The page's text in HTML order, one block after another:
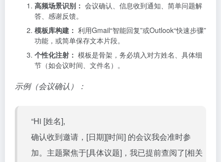
高频场景识别： 会议确认、信息收到通知、简单问题解
答、感谢反馈。
模板库构建： 利用Gmail“智能回复”或Outlook“快速步骤”
功能，或简单保存文本片段。
个性化注射： 模板是骨架，务必填入对方姓名、具体细
节（如会议时间、文件名）。
示例（会议确认）：
“Hi [姓名],
确认收到邀请，[日期][时间] 的会议我会准时参
加。主题聚焦于[具体议题]，我已提前查阅了[相关